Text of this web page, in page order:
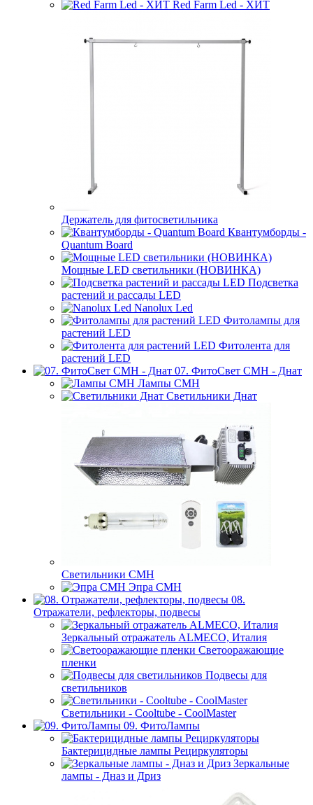
Red Farm Led - ХИТ
Держатель для фитосветильника
Квантумборды -
Quantum Board
Мощные LED светильники (НОВИНКА)
Подсветка
растений и рассады LED
Nanolux Led
Фитолампы для
растений LED
Фитолента для
растений LED
07. ФитоСвет CMH - Днат
Лампы СМН
Светильники Днат
Светильники СМН
Эпра СМН
08.
Отражатели, рефлекторы, подвесы
Зеркальный отражатель ALMECO, Италия
Светооражающие
пленки
Подвесы для
светильников
Светильники - Cooltube - CoolMaster
09. ФитоЛампы
Бактерицидные лампы Рециркуляторы
Зеркальные
лампы - Дназ и Дриз